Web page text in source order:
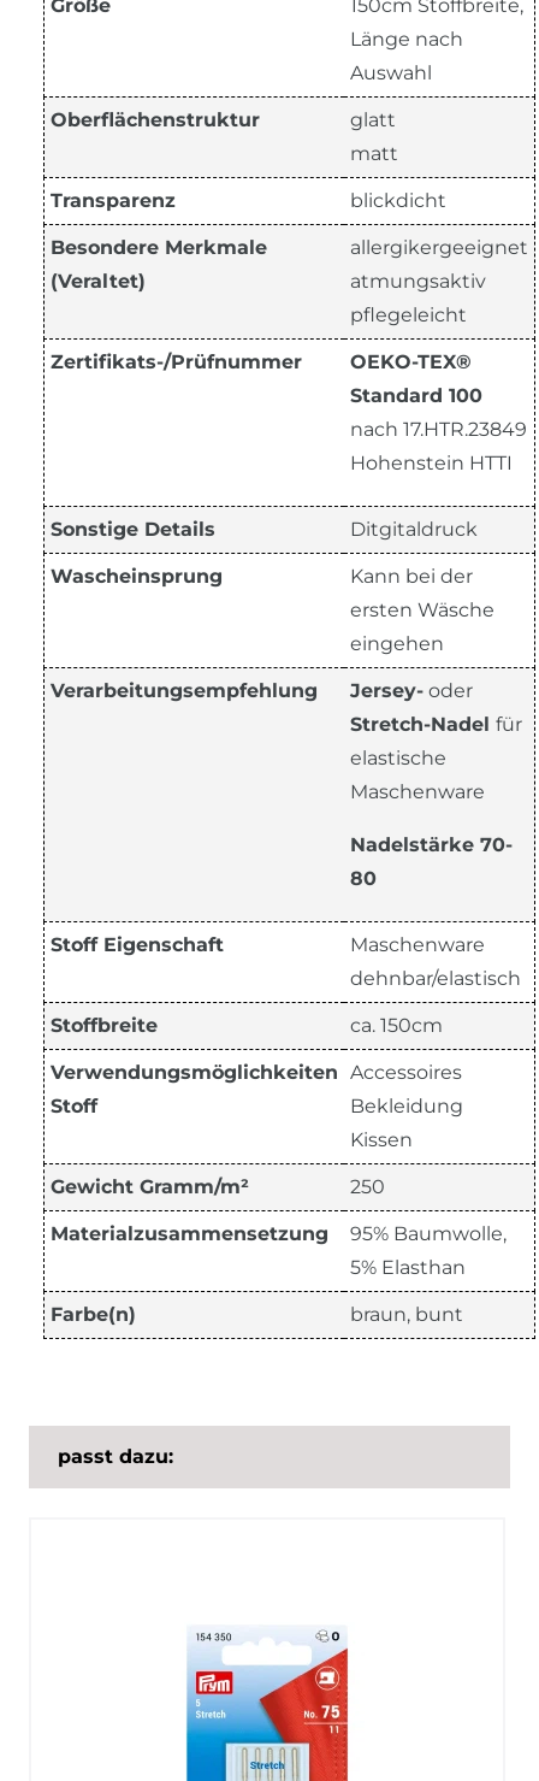
Größe
150cm Stoffbreite,
Länge nach
Auswahl
Oberflächenstruktur
glatt
matt
Transparenz blickdicht
Besondere Merkmale
(Veraltet)
allergikergeeignet
atmungsaktiv
pflegeleicht
Zertifikats-/Prüfnummer
OEKO-TEX®
Standard 100
nach 17.HTR.23849
Hohenstein HTTI
Sonstige Details Ditgitaldruck
Wascheinsprung
Kann bei der
ersten Wäsche
eingehen
Verarbeitungsempfehlung Jersey- oder
Stretch-Nadel für
elastische
Maschenware
Nadelstärke 70-
80
Stoff Eigenschaft
Maschenware
dehnbar/elastisch
Stoffbreite ca. 150cm
Verwendungsmöglichkeiten
Stoff
Accessoires
Bekleidung
Kissen
Gewicht Gramm/m² 250
Materialzusammensetzung
95% Baumwolle,
5% Elasthan
Farbe(n) braun, bunt
passt dazu: